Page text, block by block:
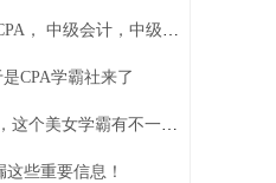
中级会计，中级经济师...
CPA学霸社来了
女学霸有不一样的复习方法
些重要信息！